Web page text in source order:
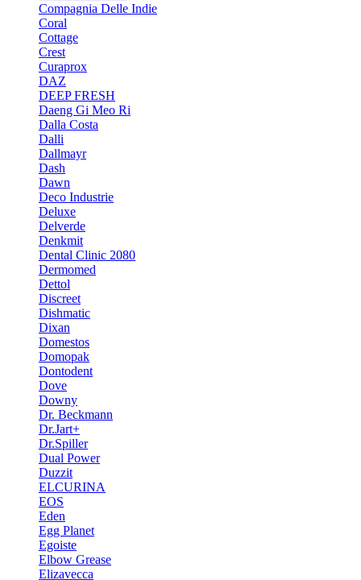
Compagnia Delle Indie
Coral
Cottage
Crest
Curaprox
DAZ
DEEP FRESH
Daeng Gi Meo Ri
Dalla Costa
Dalli
Dallmayr
Dash
Dawn
Deco Industrie
Deluxe
Delverde
Denkmit
Dental Clinic 2080
Dermomed
Dettol
Discreet
Dishmatic
Dixan
Domestos
Domopak
Dontodent
Dove
Downy
Dr. Beckmann
Dr.Jart+
Dr.Spiller
Dual Power
Duzzit
ELCURINA
EOS
Eden
Egg Planet
Egoiste
Elbow Grease
Elizavecca